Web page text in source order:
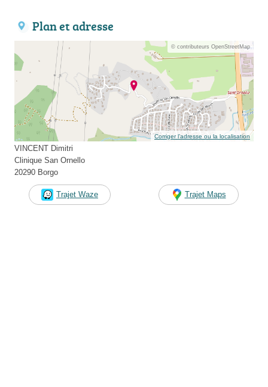
Plan et adresse
© contributeurs OpenStreetMap
Corriger l’adresse ou la localisation
VINCENT Dimitri
Clinique San Ornello
20290 Borgo
Trajet Waze Trajet Maps